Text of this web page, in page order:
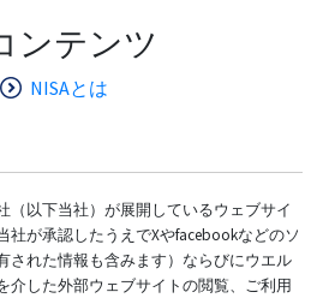
ンテンツ
NISAとは
（以下当社）が展開しているウェブサイ
社が承認したうえでXやfacebookなどのソ
された情報も含みます）ならびにウエル
介した外部ウェブサイトの閲覧、ご利用